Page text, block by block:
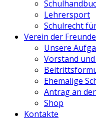
Lehrersport
Schulrecht
Verein der Freunde
Unsere
Vorstand
Ehemalige
Antrag an
Shop
Kontakte